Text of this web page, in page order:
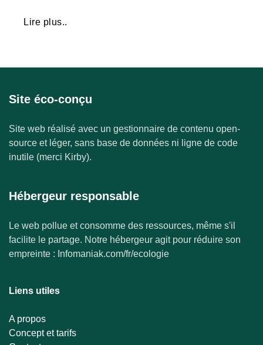
Lire plus..
Site éco-conçu
Site web réalisé avec un gestionnaire de contenu open-
source et léger, sans base de données ni ligne de code
inutile (merci Kirby).
Hébergeur responsable
Le web pollue et consomme des ressources, même s'il
facilite le partage. Notre hébergeur agit pour réduire son
empreinte : Infomaniak.com/fr/ecologie
Liens utiles
A propos
Concept et tarifs